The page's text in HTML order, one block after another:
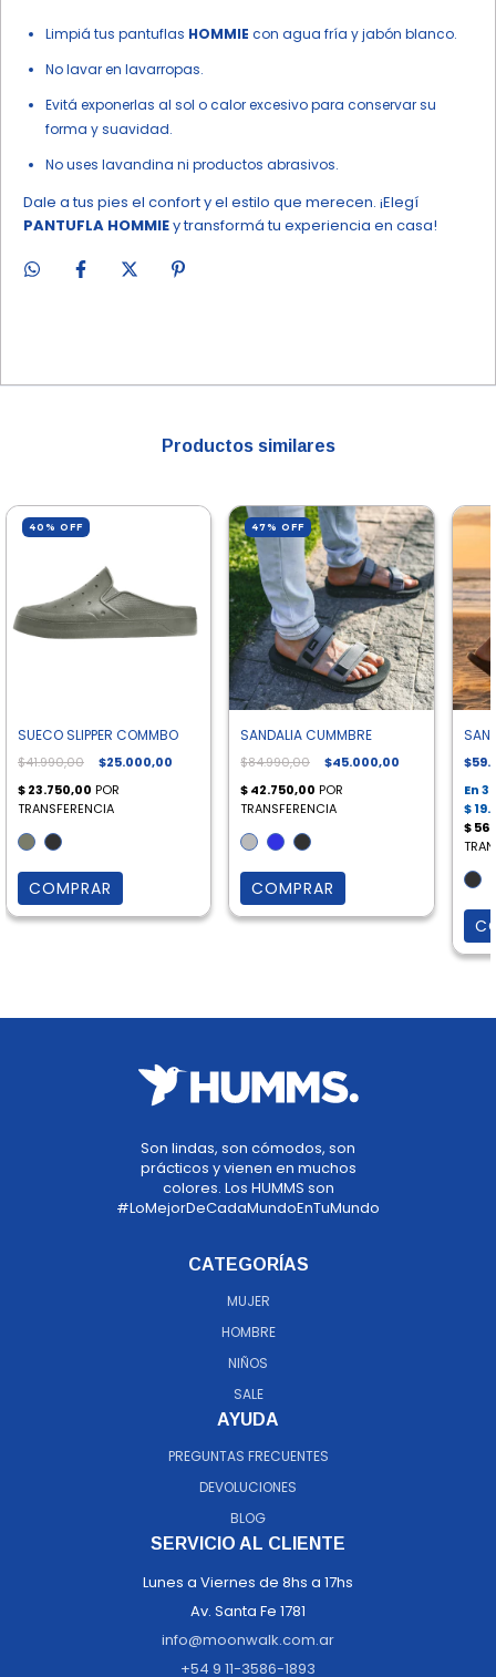
Limpiá tus pantuflas HOMMIE con agua fría y jabón blanco.
No lavar en lavarropas.
Evitá exponerlas al sol o calor excesivo para conservar su
forma y suavidad.
No uses lavandina ni productos abrasivos.
Dale a tus pies el confort y el estilo que merecen. ¡Elegí
PANTUFLA HOMMIEy transformá tu experiencia en casa!
Productos similares
40 % OFF
SUECO SLIPPER COMMBO
$41.990,00 $25.000,00
COMPRAR
47%OFF
SANDALIA CUMMBRE
$84.990,00 $45.000,00
COMPRAR
Son lindas, son cómodos, son
prácticos y vienen en muchos
colores. Los HUMMS son
#LoMejorDeCadaMundoEnTuMundo
CATEGORÍAS
MUJER
HOMBRE
NIÑOS
SALE
AYUDA
PREGUNTAS FRECUENTES
DEVOLUCIONES
BLOG
SERVICIO AL CLIENTE
Lunes a Viernes de 8hs a 17hs
Av. Santa Fe 1781
info@moonwalk.com.ar
+54 9 11-3586-1893